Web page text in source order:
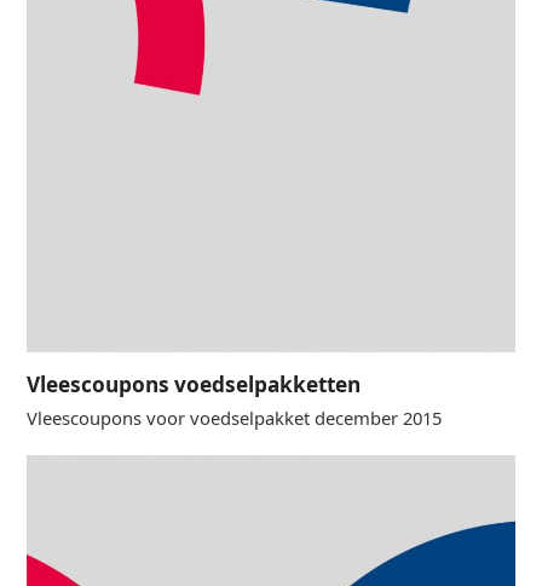
Vleescoupons voedselpakketten
Vleescoupons voor voedselpakket december 2015